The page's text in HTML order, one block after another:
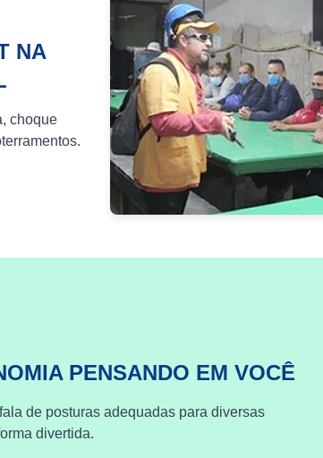
NA
choque
PENSANDO EM VOCÊ
de posturas adequadas para diversas
divertida.